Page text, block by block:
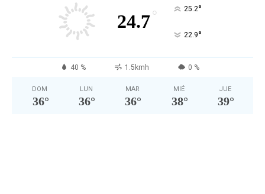
24.7° 25.2°
22.9°
40 % 1.5kmh 0 %
DOM
36°
LUN
36°
MAR
36°
MIÉ
38°
JUE
39°